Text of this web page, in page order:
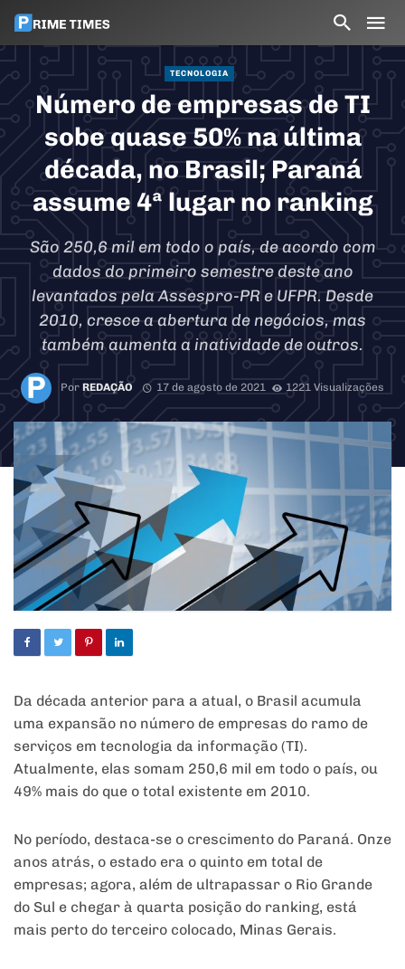
TECNOLOGIA
Número de empresas de TI
sobe quase 50% na última
década, no Brasil; Paraná
assume 4ª lugar no ranking
São 250,6 mil em todo o país, de acordo com
dados do primeiro semestre deste ano
levantados pela Assespro-PR e UFPR. Desde
2010, cresce a abertura de negócios, mas
também aumenta a inatividade de outros.
Por REDAÇÃO 17 de agosto de 2021 1221 Visualizações
Da década anterior para a atual, o Brasil acumula
uma expansão no número de empresas do ramo de
serviços em tecnologia da informação (TI).
Atualmente, elas somam 250,6 mil em todo o país, ou
49% mais do que o total existente em 2010.
No período, destaca-se o crescimento do Paraná. Onze
anos atrás, o estado era o quinto em total de
empresas; agora, além de ultrapassar o Rio Grande
do Sul e chegar à quarta posição do ranking, está
mais perto do terceiro colocado, Minas Gerais.